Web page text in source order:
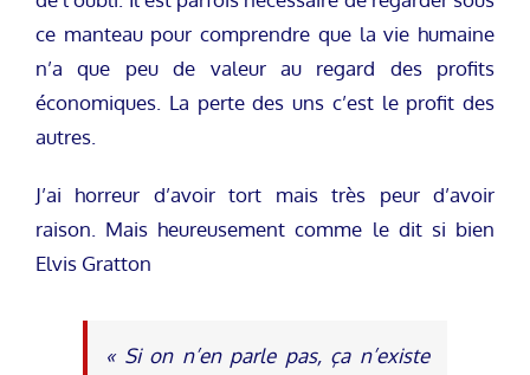
ce manteau pour comprendre que la vie humaine
n’a que peu de valeur au regard des profits
économiques. La perte des uns c’est le profit des
autres.
J’ai horreur d’avoir tort mais très peur d’avoir
raison. Mais heureusement comme le dit si bien
Elvis Gratton
« Si on n’en parle pas, ça n’existe